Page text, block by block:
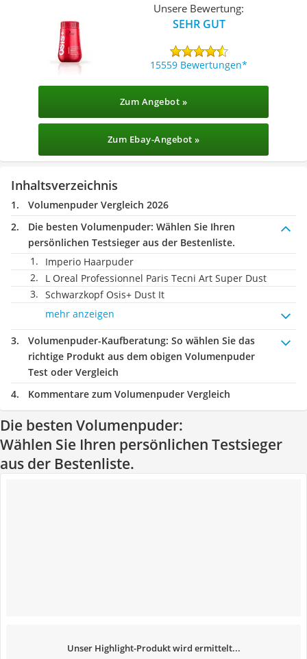
Unsere Bewertung:
SEHR GUT
15559 Bewertungen
Zum Angebot »
Zum Ebay-Angebot »
Inhaltsverzeichnis
Volumenpuder Vergleich 2026
Die besten Volumenpuder: Wählen Sie Ihren
persönlichen Testsieger aus der Bestenliste.
Imperio Haarpuder
L Oreal Professionnel Paris Tecni Art Super Dust
Schwarzkopf Osis+ Dust It
mehr anzeigen
Volumenpuder-Kaufberatung: So wählen Sie das
richtige Produkt aus dem obigen Volumenpuder
Test oder Vergleich
Kommentare zum Volumenpuder Vergleich
Die besten Volumenpuder:
Wählen Sie Ihren persönlichen Testsieger
aus der Bestenliste.
Unser Highlight-Produkt wird ermittelt...